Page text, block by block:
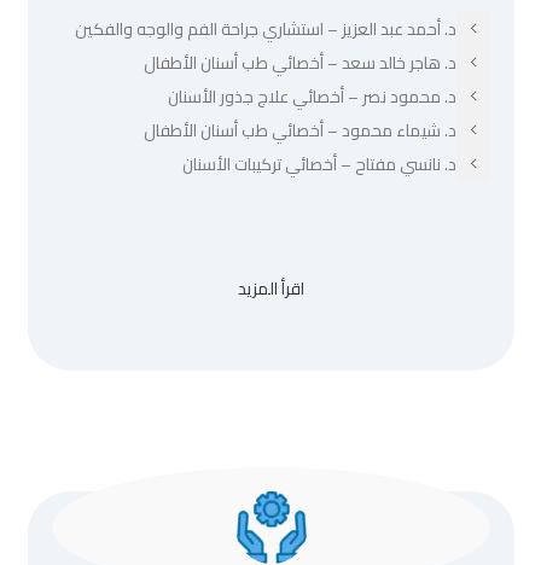
د. أحمد عبد العزيز – استشاري جراحة الفم والوجه والفكين
د. هاجر خالد سعد – أخصائي طب أسنان الأطفال
د. محمود نصر – أخصائي علاج جذور الأسنان
د. شيماء محمود – أخصائي طب أسنان الأطفال
د. نانسي مفتاح – أخصائي تركيبات الأسنان
اقرأ المزيد